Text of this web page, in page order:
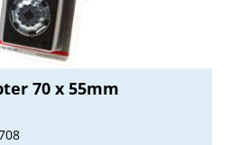
70 x 55mm